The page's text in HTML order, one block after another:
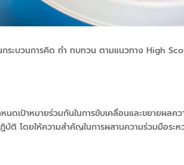
กระบวนการคิด ทำ ทบทวน ตามแนวทาง High
เป้าหมายร่วมกันในการขับเคลื่อนและขยายผลค
บัติ โดยให้ความสำคัญในการผสานความร่วมมือร